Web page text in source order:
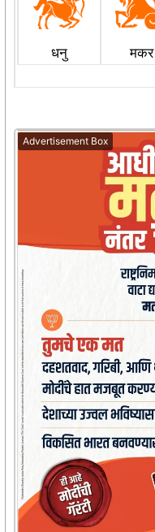
धनु मकर
Advertisement Box